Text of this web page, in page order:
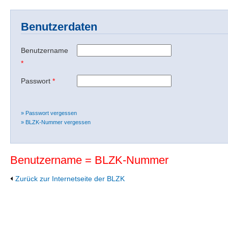
Benutzerdaten
Benutzername
*
Passwort *
» Passwort vergessen
» BLZK-Nummer vergessen
Benutzername = BLZK-Nummer
Zurück zur Internetseite der BLZK